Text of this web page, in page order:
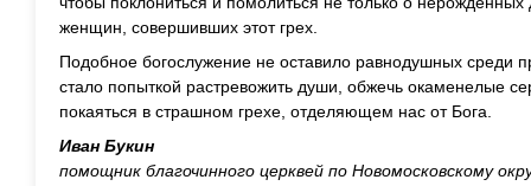
женщин, совершивших этот грех.
Подобное богослужение не оставило равнодушных среди
стало попыткой растревожить души, обжечь окаменелые
покаяться в страшном грехе, отделяющем нас от Бога.
Иван Букин
помощник благочинного церквей по Новомосковскому